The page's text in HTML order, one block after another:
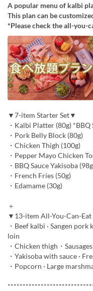
A popular menu of kalbi
This plan can be
*Please check the all-you-
▼7-item Starter Set▼
・Kalbi Platter (80g) *BBQ
・Pork Belly Block (80g)
・Chicken Thigh (100g)
・Pepper Mayo Chicken
・BBQ Sauce Yakisoba
・French Fries (50g)
・Edamame (30g)
＋
▼13-item All-You-Can-
・Beef kalbi · Sangen
loin
・Chicken thigh・
・Yakisoba with sauce ·
・Popcorn · Large